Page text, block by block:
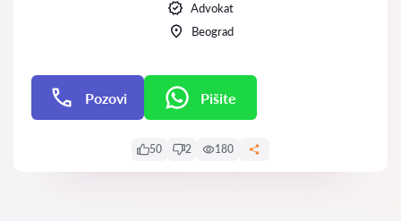
Advokat
Beograd
Pozovi Pišite
50 2 180